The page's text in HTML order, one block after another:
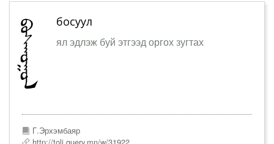
босуул
ял эдлэж буй этгээд оргох зугтах
Г.Эрхэмбаяр